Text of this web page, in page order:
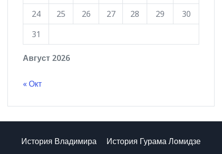
Август 2026
24
25 26 27 28 29
30
31
« Окт
История Владимира История Гурама Ломидзе